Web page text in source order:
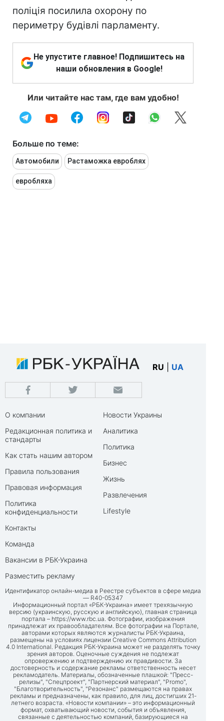
поліція посилила охорону по
периметру будівлі парламенту.
Не упустите главное! Подпишитесь на
наши обновления в Google!
Или читайте нас там, где вам удобно!
Больше по теме:
Автомобили Растаможка евроблях
евробляха
RU UA
О компании
Редакционная политика и
стандарты
Как стать нашим автором
Правила пользования
Правовая информация
Политика
конфиденциальности
Контакты
Команда
Вакансии в РБК-Украина
Разместить рекламу
Новости Украины
Аналитика
Политика
Бизнес
Жизнь
Развлечения
Lifestyle
Идентификатор онлайн-медиа в Реестре субъектов в сфере медиа
— R40-05347
Информационный портал «РБК-Украина» имеет трехязычную
версию (украинскую, русскую и английскую), главная страница
портала – https://www.rbc.ua. Фотографии, изображения
принадлежат их правообладателям. Все фотографии на Портале,
авторами которых являются журналисты РБК-Украина,
размещены на условиях лицензии Creative Commons Attribution
4.0 International. Редакция РБК-Украина может не разделять точку
зрения авторов. Оценочные суждения не подлежат
опровержению и подтверждению их правдивости. За
достоверность и содержание рекламы ответственность несет
рекламодатель. Материалы, обозначенные плашкой: "Пресс-
релизы", "Спецпроект", "Партнерский материал", "Promo",
"Благотворительность", "Резонанс" размещаются на правах
рекламы и предназначены, как правило, для лиц, достигших 21-
летнего возраста. «Новости компании» – это информационный
формат, охватывающий новости, события и объявления,
связанные с деятельностью компаний, базирующиеся на